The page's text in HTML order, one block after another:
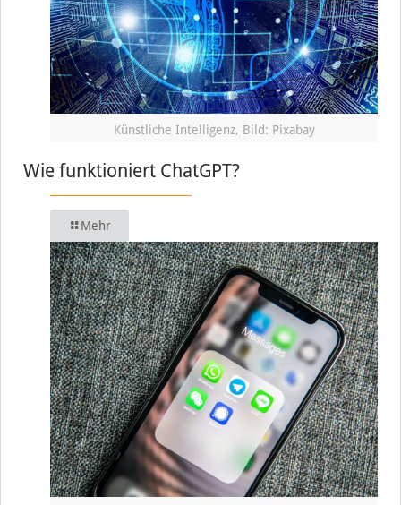
Künstliche Intelligenz, Bild: Pixabay
Wie funktioniert ChatGPT?
Mehr